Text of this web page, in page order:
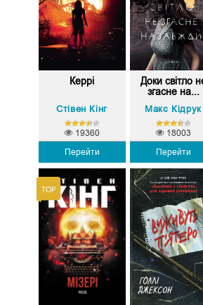
Керрі
Стівен Кінг
Перейти
19360
Доки світло
згасне на...
Макс Кідрук
Перейти
18003